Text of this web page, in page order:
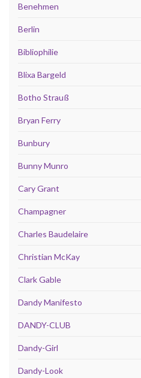
Benehmen
Berlin
Bibliophilie
Blixa Bargeld
Botho Strauß
Bryan Ferry
Bunbury
Bunny Munro
Cary Grant
Champagner
Charles Baudelaire
Christian McKay
Clark Gable
Dandy Manifesto
DANDY-CLUB
Dandy-Girl
Dandy-Look